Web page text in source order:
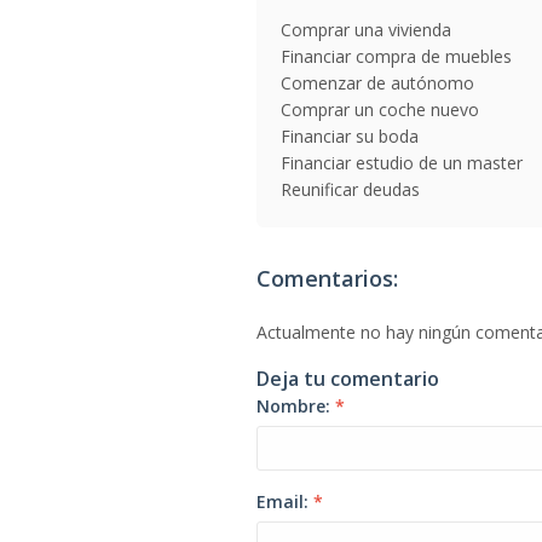
Comprar una vivienda
Financiar compra de muebles
Comenzar de autónomo
Comprar un coche nuevo
Financiar su boda
Financiar estudio de un master
Reunificar deudas
Comentarios:
Actualmente no hay ningún
Deja tu comentario
Nombre: *
Email: *